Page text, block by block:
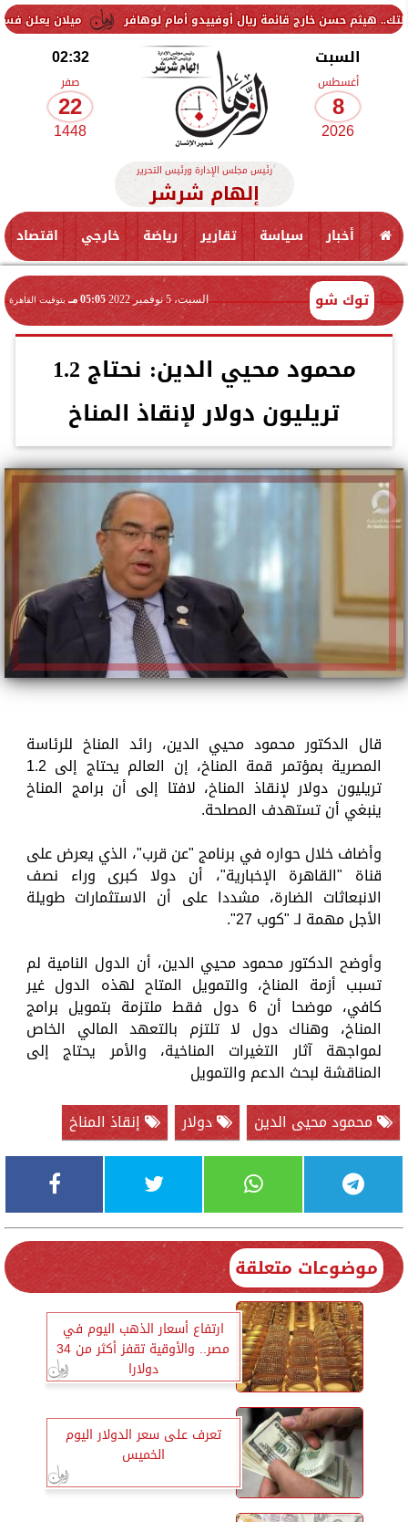
ميلان يعلن فسخ عقد خارج قائمة ريال أوفييدو أمام لوهافر
السبت
أغسطس
8
2026
02:32
صفر
22
1448
رئيس مجلس الإدارة ورئيس التحرير
إلهام شرشر
أخبار سياسة تقارير رياضة خارجي اقتصاد
توك شو السبت، 5 نوفمبر 2022 05:05 مـ بتوقيت القاهرة
محمود محيي الدين: نحتاج 1.2
تريليون دولار لإنقاذ المناخ
قال الدكتور محمود محيي الدين، رائد المناخ للرئاسة
المصرية بمؤتمر قمة المناخ، إن العالم يحتاج إلى 1.2
تريليون دولار لإنقاذ المناخ، لافتا إلى أن برامج المناخ
ينبغي أن تستهدف المصلحة.
وأضاف خلال حواره في برنامج "عن قرب"، الذي يعرض على
قناة "القاهرة الإخبارية"، أن دولا كبرى وراء نصف
الانبعاثات الضارة، مشددا على أن الاستثمارات طويلة
الأجل مهمة لـ "كوب 27".
وأوضح الدكتور محمود محيي الدين، أن الدول النامية لم
تسبب أزمة المناخ، والتمويل المتاح لهذه الدول غير
كافي، موضحا أن 6 دول فقط ملتزمة بتمويل برامج
المناخ، وهناك دول لا تلتزم بالتعهد المالي الخاص
لمواجهة آثار التغيرات المناخية، والأمر يحتاج إلى
المناقشة لبحث الدعم والتمويل
محمود محيى الدين
دولار إنقاذ المناخ
موضوعات متعلقة
ارتفاع أسعار الذهب اليوم في
مصر.. والأوقية تقفز أكثر من 34
دولارا
تعرف على سعر الدولار اليوم
الخميس